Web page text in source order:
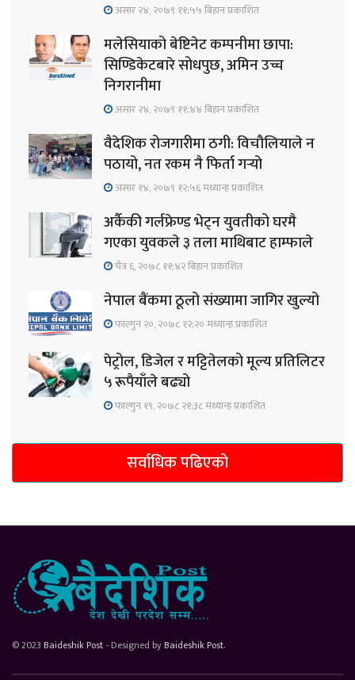
असार २४, २०७९ ११;५५ बिहान प्रकाशित
मलेसियाको बेष्टिनेट कम्पनीमा छापा:
सिण्डिकेटबारे सोधपुछ, अमिन उच्च
निगरानीमा
असार २४, २०७९ ११;४४ बिहान प्रकाशित
वैदेशिक रोजगारीमा ठगी: विचौलियाले न
पठायो, नत रकम नै फिर्ता गर्‍यो
असार १४, २०७९ १२;५६ मध्यान्ह प्रकाशित
अर्कैकी गर्लफ्रेण्ड भेट्न युवतीको घरमै
गएका युवकले ३ तला माथिबाट हाम्फाले
चैत्र ६, २०७८ ११;४२ बिहान प्रकाशित
नेपाल बैंकमा ठूलो संख्यामा जागिर खुल्यो
फाल्गुन २०, २०७८ १२;२० मध्यान्ह प्रकाशित
पेट्रोल, डिजेल र मट्टितेलको मूल्य प्रतिलिटर
५ रूपैयाँले बढ्यो
फाल्गुन १९, २०७८ २१;३८ मध्यान्ह प्रकाशित
सर्वाधिक पढिएको
© 2023 Baideshik Post - Designed byBaideshik Post.